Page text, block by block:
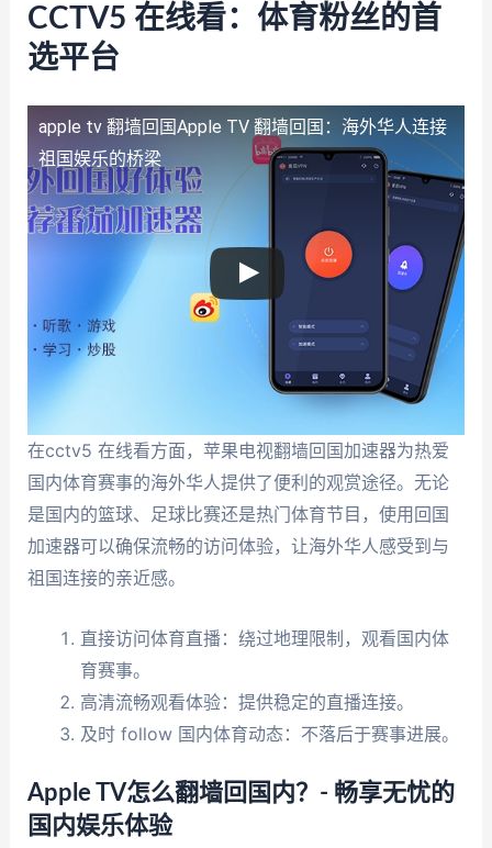
CCTV5 在线看：体育粉丝的首
选平台
apple tv 翻墙回国Apple TV 翻墙回国：海外华人连接
祖国娱乐的桥梁
在cctv5 在线看方面，苹果电视翻墙回国加速器为热爱
国内体育赛事的海外华人提供了便利的观赏途径。无论
是国内的篮球、足球比赛还是热门体育节目，使用回国
加速器可以确保流畅的访问体验，让海外华人感受到与
祖国连接的亲近感。
直接访问体育直播：绕过地理限制，观看国内体
育赛事。
高清流畅观看体验：提供稳定的直播连接。
及时 follow 国内体育动态：不落后于赛事进展。
Apple TV怎么翻墙回国内？- 畅享无忧的
国内娱乐体验